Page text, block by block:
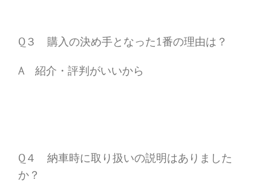
Q３ 購入の決め手となった1番の理由は？
A 紹介・評判がいいから
Q４ 納車時に取り扱いの説明はありました
か？